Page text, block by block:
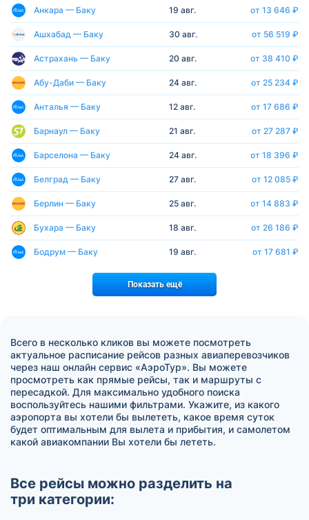
Анкара — Баку 19 авг. от 13 646 ₽
Ашхабад — Баку 30 авг. от 56 519 ₽
Астрахань — Баку 20 авг. от 38 410 ₽
Абу-Даби — Баку 24 авг. от 25 234 ₽
Анталья — Баку 12 авг. от 17 686 ₽
Барнаул — Баку 21 авг. от 27 287 ₽
Барселона — Баку 24 авг. от 18 396 ₽
Белград — Баку 27 авг. от 12 085 ₽
Берлин — Баку 25 авг. от 14 883 ₽
Бухара — Баку 18 авг. от 26 186 ₽
Бодрум — Баку 19 авг. от 17 681 ₽
Показать ещё
Всего в несколько кликов вы можете посмотреть
актуальное расписание рейсов разных авиаперевозчиков
через наш онлайн сервис «АэроТур». Вы можете
просмотреть как прямые рейсы, так и маршруты с
пересадкой. Для максимально удобного поиска
воспользуйтесь нашими фильтрами. Укажите, из какого
аэропорта вы хотели бы вылететь, какое время суток
будет оптимальным для вылета и прибытия, и самолетом
какой авиакомпании Вы хотели бы лететь.
Все рейсы можно разделить на
три категории: